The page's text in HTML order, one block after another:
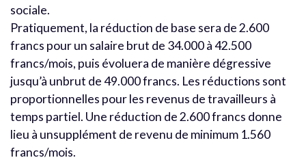
sociale.
Pratiquement, la réduction de base sera de 2.600
francs pour un salaire brut de 34.000 à 42.500
francs/mois, puis évoluera de manière dégressive
jusqu’à unbrut de 49.000 francs. Les réductions sont
proportionnelles pour les revenus de travailleurs à
temps partiel. Une réduction de 2.600 francs donne
lieu à unsupplément de revenu de minimum 1.560
francs/mois.